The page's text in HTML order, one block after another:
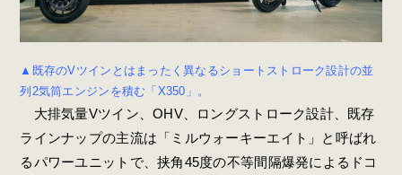
▲既存のVツインとはまったく異なるショートストローク設計の並
列2気筒エンジンを積む「X350」。
大排気量Vツイン、OHV、ロングストローク設計、既存
ラインナップの主流は「ミルウォーキーエイト」と呼ばれ
るパワーユニットで、挟角45度の不等間隔爆発によるドコ